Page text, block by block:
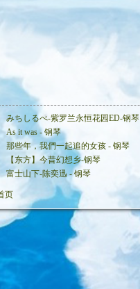
みちしるべ-紫罗兰永恒花园ED-钢琴
As it was - 钢琴
那些年，我們一起追的女孩 - 钢琴
【东方】今昔幻想乡-钢琴
富士山下-陈奕迅 - 钢琴
页